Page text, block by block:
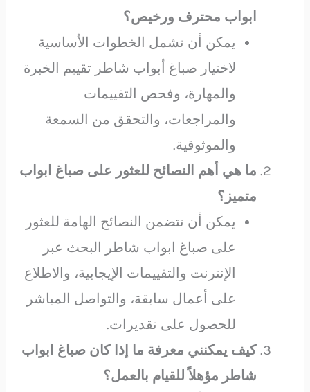
ابواب محترف ورخيص؟
يمكن أن تشمل الخطوات الأساسية
لاختيار صباغ أبواب شاطر تقييم الخبرة
والمهارة، وفحص التقييمات
والمراجعات، والتحقق من السمعة
والموثوقية.
ما هي أهم النصائح للعثور على صباغ ابواب
متميز؟
يمكن أن تتضمن النصائح الهامة للعثور
على صباغ ابواب شاطر البحث عبر
الإنترنت والتقييمات الإيجابية، والاطلاع
على أعمال سابقة، والتواصل المباشر
للحصول على تقديرات.
كيف يمكنني معرفة ما إذا كان صباغ ابواب
شاطر مؤهلاً للقيام بالعمل؟